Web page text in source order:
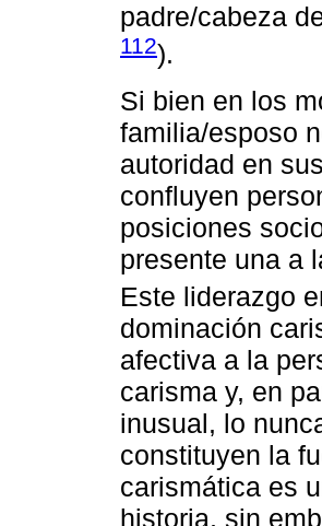
padre/cabeza
112).
Si bien en los
familia/esposo
autoridad en
confluyen
posiciones
presente una a
Este liderazgo
dominación
afectiva a la
carisma y, en
inusual, lo
constituyen la
carismática es
historia, sin